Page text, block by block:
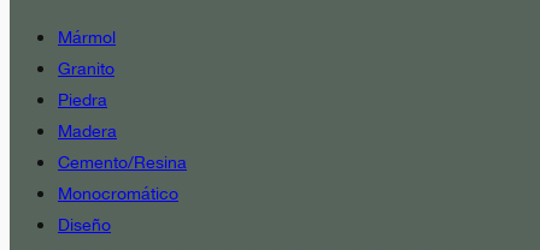
Mármol
Granito
Piedra
Madera
Cemento/Resina
Monocromático
Diseño